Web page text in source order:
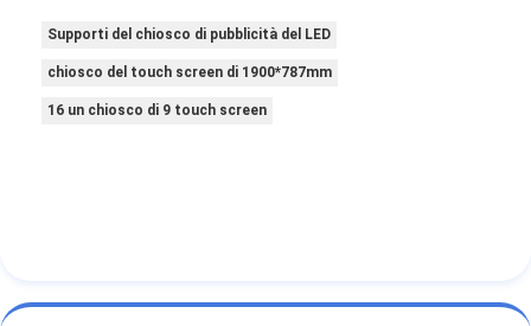
Supporti del chiosco di pubblicità del LED
chiosco del touch screen di 1900*787mm
16 un chiosco di 9 touch screen